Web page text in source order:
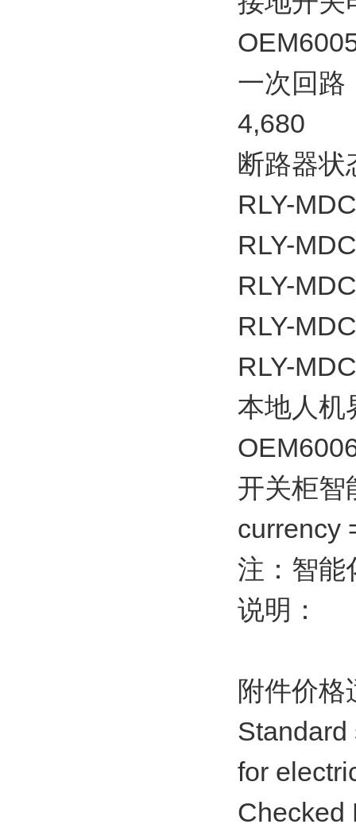
一次回路
4,680
断路器状
RLY-
RLY-
RLY-
RLY-
RLY-
本地人机
开关柜智
currency
注：智能
说明：
附件价
Standard
for
Checked